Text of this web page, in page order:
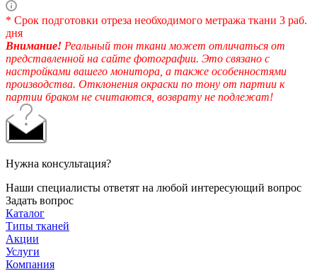
* Срок подготовки отреза необходимого метража ткани 3 раб.
дня
Внимание! Реальный тон ткани может отличаться от
представленной на сайте фотографии. Это связано с
настройками вашего монитора, а также особенностями
производства. Отклонения окраски по тону от партии к
партии браком не считаются, возврату не подлежат!
Нужна консультация?
Наши специалисты ответят на любой интересующий вопрос
Задать вопрос
Каталог
Типы тканей
Акции
Услуги
Компания